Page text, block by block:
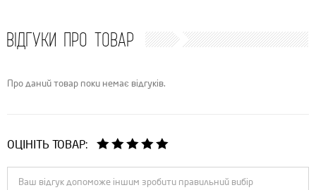
ВІДГУКИ ПРО ТОВАР
Про даний товар поки немає відгуків.
ОЦІНІТЬ ТОВАР: